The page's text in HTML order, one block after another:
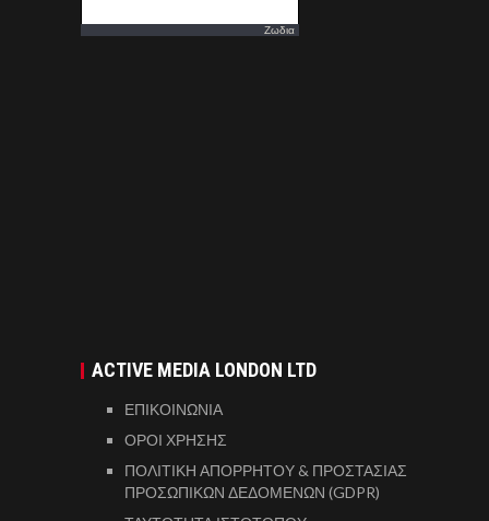
Ζωδια
ACTIVE MEDIA LONDON LTD
ΕΠΙΚΟΙΝΩΝΙΑ
ΟΡΟΙ ΧΡΗΣΗΣ
ΠΟΛΙΤΙΚΗ ΑΠΟΡΡΗΤΟΥ & ΠΡΟΣΤΑΣΙΑΣ
ΠΡΟΣΩΠΙΚΩΝ ΔΕΔΟΜΕΝΩΝ (GDPR)